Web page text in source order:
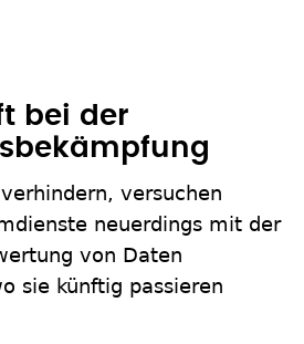
bei der
versuchen
neuerdings mit der
von Daten
sie künftig passieren